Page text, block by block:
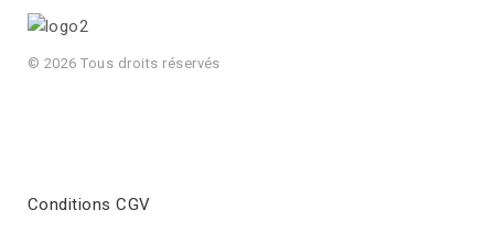
© 2026 Tous droits réservés
Conditions CGV